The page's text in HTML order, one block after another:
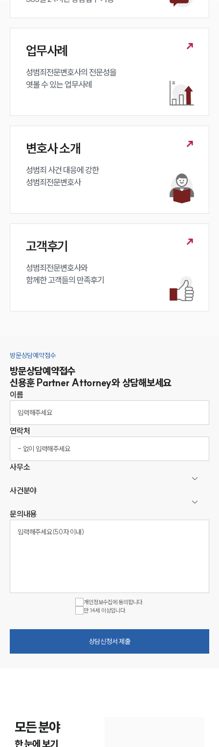
업무사례
성범죄전문변호사의 전문성을
엿볼 수 있는 업무사례
변호사 소개
성범죄 사건 대응에 강한
성범죄전문변호사
고객후기
성범죄전문변호사와
함께한 고객들의 만족후기
방문상담예약접수
방문상담예약접수
신용훈 Partner Attorney와 상담해보세요
이름
연락처
사무소
사건분야
문의내용
개인정보수집에 동의합니다.
만 14세 이상입니다.
상담신청서 제출
모든 분야
한 눈에 보기